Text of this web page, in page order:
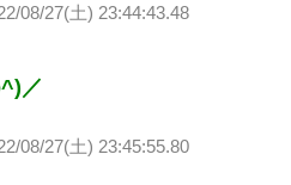
08/27(土) 23:44:43.48
／
08/27(土) 23:45:55.80